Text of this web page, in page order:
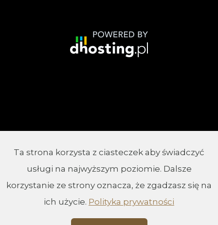
Ta strona korzysta z ciasteczek aby świadczyć
usługi na najwyższym poziomie. Dalsze
korzystanie ze strony oznacza, że zgadzasz się na
ich użycie. Polityka prywatności